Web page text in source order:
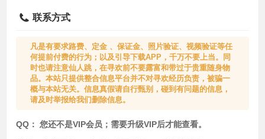
联系方式
凡是有要求路费、定金 、保证金、照片验证、视频验证等任
何提前付费的行为；以及引导下载APP，千万不要上当。同
时也请注意仙人跳，在寻欢前不要露富和带过于贵重随身物
品。本站只提供整合信息平台并不对寻欢经历负责，被骗一
概与本站无关。信息真假请自行甄别，碰到有问题的信息，
请及时举报给我们删除信息。
QQ： 您还不是VIP会员；需要升级VIP后才能查看。